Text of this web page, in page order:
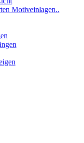
Motiveinlagen..